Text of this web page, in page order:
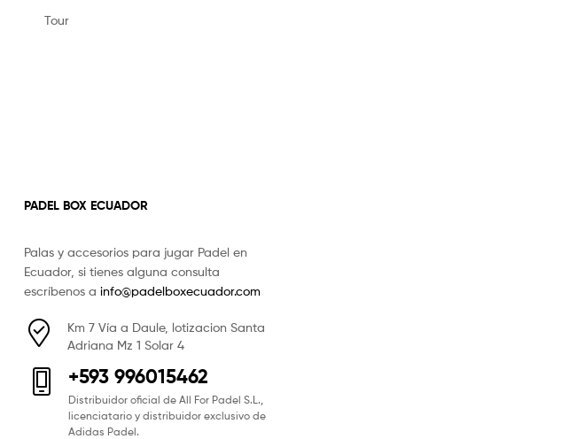
Tour
PADEL BOX ECUADOR
Palas y accesorios para jugar Padel en
Ecuador, si tienes alguna consulta
escríbenos a info@padelboxecuador.com
Km 7 Vía a Daule, lotizacion Santa
Adriana Mz 1 Solar 4
+593 996015462
Distribuidor oficial de All For Padel S.L.,
licenciatario y distribuidor exclusivo de
Adidas Padel.